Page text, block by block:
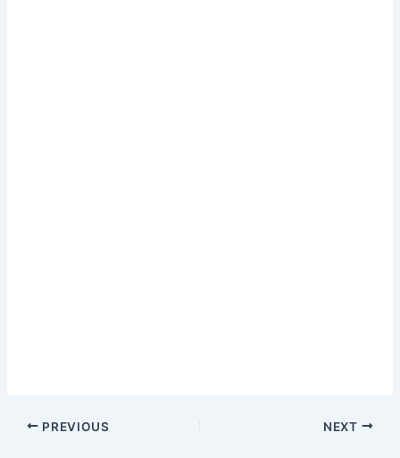
PREVIOUS NEXT